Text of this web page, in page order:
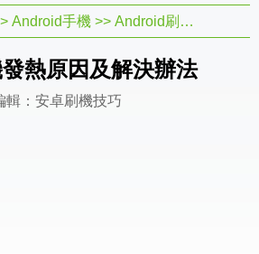
Android手機 >> Android刷機教程
熱原因及解決辦法
輯：安卓刷機技巧